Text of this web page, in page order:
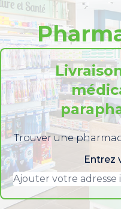
Trouver une
Entrez